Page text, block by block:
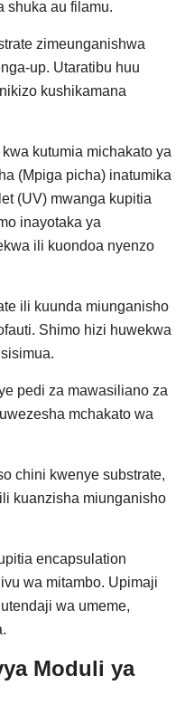
shuka au filamu.
zimeunganishwa
up. Utaratibu huu
kushikamana
kutumia michakato ya
(Mpiga picha) inatumika
(UV) mwanga kupitia
inayotaka ya
ili kuondoa nyenzo
ili kuunda miunganisho
Shimo hizi huwekwa
pedi za mawasiliano za
mchakato wa
chini kwenye substrate,
kuanzisha miunganisho
encapsulation
wa mitambo. Upimaji
wa umeme,
Moduli ya